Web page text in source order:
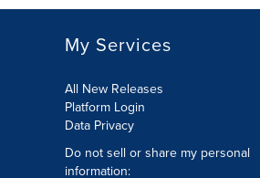
My Services
All New Releases
Platform Login
Data Privacy
Do not sell or share my personal
information: